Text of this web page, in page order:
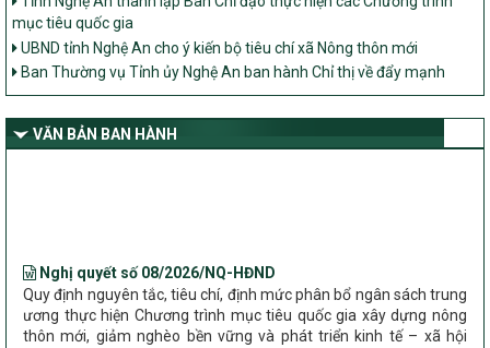
mục tiêu quốc gia
UBND tỉnh Nghệ An cho ý kiến bộ tiêu chí xã Nông thôn mới
Ban Thường vụ Tỉnh ủy Nghệ An ban hành Chỉ thị về đẩy mạnh
thực hiện Chương trình mục tiêu quốc gia xây dựng nông thôn mới,
giảm nghèo bền vững và phát triển kinh tế – xã hội vùng đồng bào
dân tộc thiểu số và miền núi giai đoạn 2026 – 2030 trên địa bàn tỉnh
Nghệ An
VĂN BẢN BAN HÀNH
Quy định nguyên tắc, tiêu chí, định mức phân bổ ngân sách trung
ương thực hiện Chương trình mục tiêu quốc gia xây dựng nông
thôn mới, giảm nghèo bền vững và phát triển kinh tế – xã hội
vùng đồng bào dân tộc thiểu số và miền núi giai đoạn 2026 –